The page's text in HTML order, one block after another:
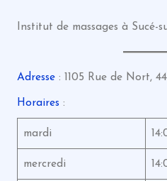
Institut de massages à Sucé-
Adresse: 1105 Rue de Nort,
Horaires :
mardi
mercredi